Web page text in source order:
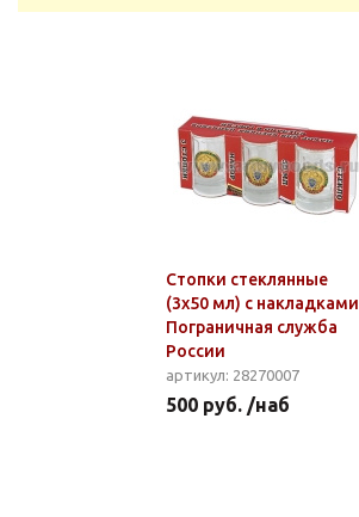
Стопки стеклянные
(3x50 мл) с накладками
Пограничная служба
России
артикул: 28270007
500 руб. /наб